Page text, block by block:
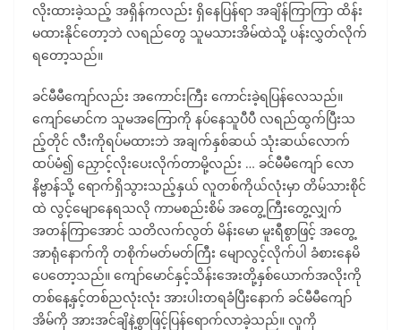
လိုးထားခဲ့သည့် အရှိန်ကလည်း ရှိနေပြန်ရာ အချိန်ကြာကြာ ထိန်း
မထားနိုင်တော့ဘဲ လရည်တွေ သူမသားအိမ်ထဲသို့ ပန်းလွှတ်လိုက်
ရတော့သည်။
ခင်မီမီကျော်လည်း အကောင်းကြီး ကောင်းခဲ့ရပြန်လေသည်။
ကျော်မောင်က သူမအကြောကို နပ်နေသူပီပီ လရည်ထွက်ပြီးသ
ည့်တိုင် လီးကိုရပ်မထားဘဲ အချက်နှစ်ဆယ် သုံးဆယ်လောက်
ထပ်မံ၍ ညှောင့်လိုးပေးလိုက်တာမို့လည်း … ခင်မီမီကျော် လော
နိဗ္ဗာန်သို့ ရောက်ရှိသွားသည့်နှယ် လူတစ်ကိုယ်လုံးမှာ တိမ်သားစိုင်
ထဲ လွင့်မျောနေရသလို ကာမစည်းစိမ် အတွေ့ကြီးတွေ့လျှက်
အတန်ကြာအောင် သတိလက်လွတ် မိန်းမော မူးရီစွာဖြင့် အတွေ့
အာရုံနောက်ကို တစိုက်မတ်မတ်ကြီး မျောလွင့်လိုက်ပါ ခံစားနေမိ
ပေတော့သည်။ ကျော်မောင်နှင့်သိန်းအေးတို့နှစ်ယောက်အလိုးကို
တစ်နေ့နှင့်တစ်ညလုံးလုံး အားပါးတရခံပြီးနောက် ခင်မီမီကျော်
အိမ်ကို အားအင်ချိနဲ့စွာဖြင့်ပြန်ရောက်လာခဲ့သည်။ လူကို